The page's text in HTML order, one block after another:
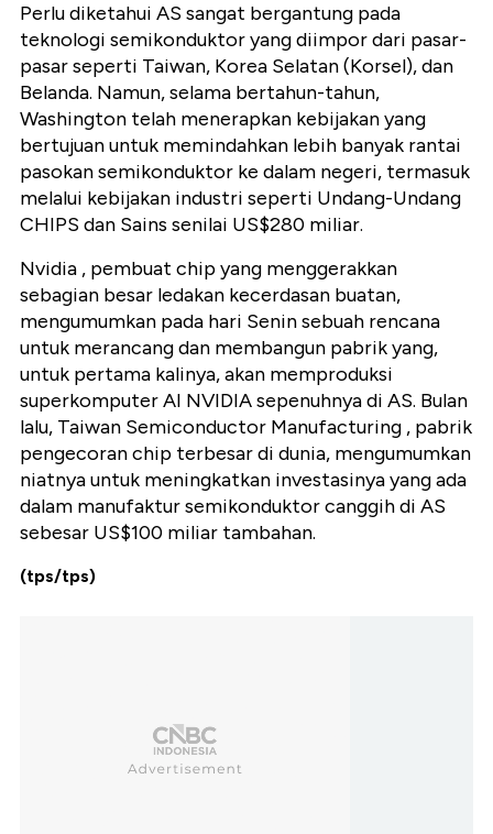
Perlu diketahui AS sangat bergantung pada
teknologi semikonduktor yang diimpor dari pasar-
pasar seperti Taiwan, Korea Selatan (Korsel), dan
Belanda. Namun, selama bertahun-tahun,
Washington telah menerapkan kebijakan yang
bertujuan untuk memindahkan lebih banyak rantai
pasokan semikonduktor ke dalam negeri, termasuk
melalui kebijakan industri seperti Undang-Undang
CHIPS dan Sains senilai US$280 miliar.
Nvidia , pembuat chip yang menggerakkan
sebagian besar ledakan kecerdasan buatan,
mengumumkan pada hari Senin sebuah rencana
untuk merancang dan membangun pabrik yang,
untuk pertama kalinya, akan memproduksi
superkomputer AI NVIDIA sepenuhnya di AS. Bulan
lalu, Taiwan Semiconductor Manufacturing , pabrik
pengecoran chip terbesar di dunia, mengumumkan
niatnya untuk meningkatkan investasinya yang ada
dalam manufaktur semikonduktor canggih di AS
sebesar US$100 miliar tambahan.
(tps/tps)